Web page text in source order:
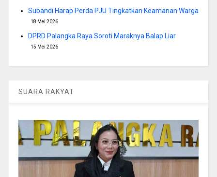
Subandi Harap Perda PJU Tingkatkan Keamanan Warga
18 Mei 2026
DPRD Palangka Raya Soroti Maraknya Balap Liar
15 Mei 2026
SUARA RAKYAT